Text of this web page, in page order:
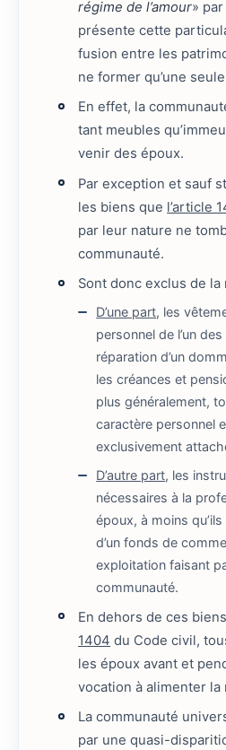
régime de l’amour»
présente cette
fusion entre les
ne former qu’une
En effet, la
tant meubles
venir des époux.
Par exception et sauf
les biens que l’article
par leur nature ne
communauté.
Sont donc exclus de la
D’une part, les
personnel de l’un
réparation d’un
les créances et
plus généralement,
caractère personnel
exclusivement
D’autre part, les
nécessaires à la
époux, à moins
d’un fonds de
exploitation faisant
communauté.
En dehors de ces
1404 du Code civil,
les époux avant et
vocation à alimenter la
La communauté
par une quasi-